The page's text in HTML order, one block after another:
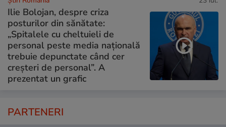
Ilie Bolojan, despre criza
posturilor din sănătate:
„Spitalele cu cheltuieli de
personal peste media națională
trebuie depunctate când cer
creșteri de personal”. A
prezentat un grafic
PARTENERI